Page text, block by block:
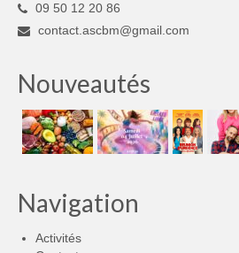
09 50 12 20 86
contact.ascbm@gmail.com
Nouveautés
Navigation
Activités